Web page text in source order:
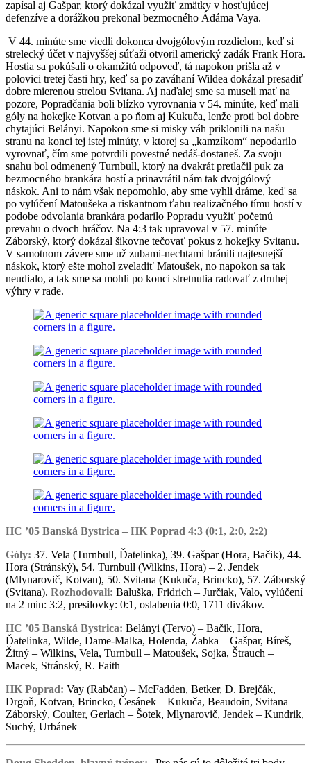
zapísal aj Gašpar, ktorý dokázal využiť zmätky v hosťujúcej
defenzíve a dorážkou prekonal bezmocného Ádáma Vaya.
V 44. minúte sme viedli dokonca dvojgólovým rozdielom, keď si
strelecký účet v najvyššej súťaži otvoril americký zadák Frank Hora.
Hostia sa pokúšali o okamžitú odpoveď, tá napokon prišla až v
polovici tretej časti hry, keď sa po zaváhaní Wildea dokázal presadiť
dobre mierenou strelou Svitana. Aj naďalej sme sa museli mať na
pozore, Popradčania boli blízko vyrovnania v 54. minúte, keď mali
góly na hokejke Kotvan a po ňom aj Kukuča, lenže proti bol dobre
chytajúci Belányi. Napokon sme si misky váh priklonili na našu
stranu na konci tej istej minúty, v ktorej sa „kamzíkom“ nepodarilo
vyrovnať, čím sme potvrdili povestné nedáš-dostaneš. Za svoju
snahu bol odmenený Turnbull, ktorý na dvakrát pretlačil puk za
bezmocného brankára hostí a prinavrátil nám tak dvojgólový
náskok. Ani to nám však nepomohlo, aby sme vyhli dráme, keď sa
po vylúčení Matoušeka a riskantnom ťahu realizačného tímu hostí v
podobe odvolania brankára podarilo Popradu využiť početnú
prevahu o dvoch hráčov. Na 4:3 tak upravoval v 57. minúte
Záborský, ktorý dokázal šikovne tečovať pokus z hokejky Svitanu.
V samotnom závere sme už zubami-nechtami bránili najtesnejší
náskok, ktorý ešte mohol zveladiť Matoušek, no napokon sa tak
neudialo, a tak sme sa mohli po konci stretnutia radovať z druhej
výhry v rade.
HC ’05 Banská Bystrica – HK Poprad 4:3 (0:1, 2:0, 2:2)
Góly: 37. Vela (Turnbull, Ďatelinka), 39. Gašpar (Hora, Bačik), 44.
Hora (Stránský), 54. Turnbull (Wilkins, Hora) – 2. Jendek
(Mlynarovič, Kotvan), 50. Svitana (Kukuča, Brincko), 57. Záborský
(Svitana). Rozhodovali: Baluška, Fridrich – Jurčiak, Valo, vylúčení
na 2 min: 3:2, presilovky: 0:1, oslabenia 0:0, 1711 divákov.
HC ’05 Banská Bystrica: Belányi (Tervo) – Bačik, Hora,
Ďatelinka, Wilde, Dame-Malka, Holenda, Žabka – Gašpar, Bíreš,
Žitný – Wilkins, Vela, Turnbull – Matoušek, Sojka, Štrauch –
Macek, Stránský, R. Faith
HK Poprad: Vay (Rabčan) – McFadden, Betker, D. Brejčák,
Drgoň, Kotvan, Brincko, Česánek – Kukuča, Beaudoin, Svitana –
Záborský, Coulter, Gerlach – Šotek, Mlynarovič, Jendek – Kundrik,
Suchý, Urbánek